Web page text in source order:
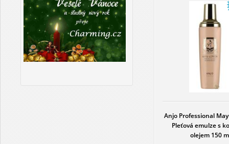
Anjo Professional
Pleťová emulze s
olejem 150